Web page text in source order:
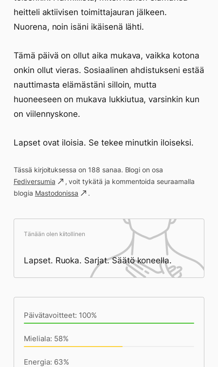
heitteli aktiivisen toimittajauran jälkeen.
Nuorena, noin isäni ikäisenä lähti.
Tämä päivä on ollut aika mukava, vaikka kotona
onkin ollut vieras. Sosiaalinen ahdistukseni estää
nauttimasta elämästäni silloin, mutta
huoneeseen on mukava lukkiutua, varsinkin kun
on viilennyskone.
Lapset ovat iloisia. Se tekee minutkin iloiseksi.
Tässä kirjoituksessa on 188 sanaa. Blogi on osa
Fediversumia
, voit tykätä ja kommentoida seuraamalla
blogia Mastodonissa .
Tänään olen kiitollinen
Lapset. Ruoka. Sarjat. Säätö koneella.
Päivätavoitteet: 100%
Mieliala: 58%
Energia: 63%